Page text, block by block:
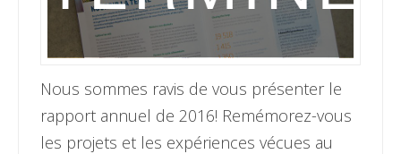
Nous sommes ravis de vous présenter le
rapport annuel de 2016! Remémorez-vous
les projets et les expériences vécues au